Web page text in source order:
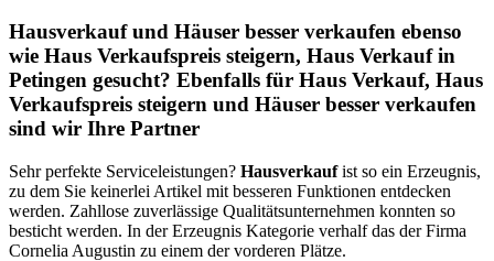
Hausverkauf und Häuser besser verkaufen ebenso
wie Haus Verkaufspreis steigern, Haus Verkauf in
Petingen gesucht? Ebenfalls für Haus Verkauf, Haus
Verkaufspreis steigern und Häuser besser verkaufen
sind wir Ihre Partner
Sehr perfekte Serviceleistungen? Hausverkaufist so ein Erzeugnis,
zu dem Sie keinerlei Artikel mit besseren Funktionen entdecken
werden. Zahllose zuverlässige Qualitätsunternehmen konnten so
besticht werden. In der Erzeugnis Kategorie verhalf das der Firma
Cornelia Augustin zu einem der vorderen Plätze.